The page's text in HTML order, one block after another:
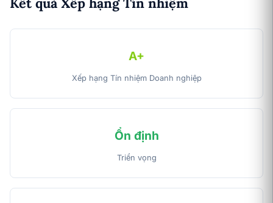
A+
Xếp hạng Tín nhiệm Doanh nghiệp
Ổn định
Triển vọng